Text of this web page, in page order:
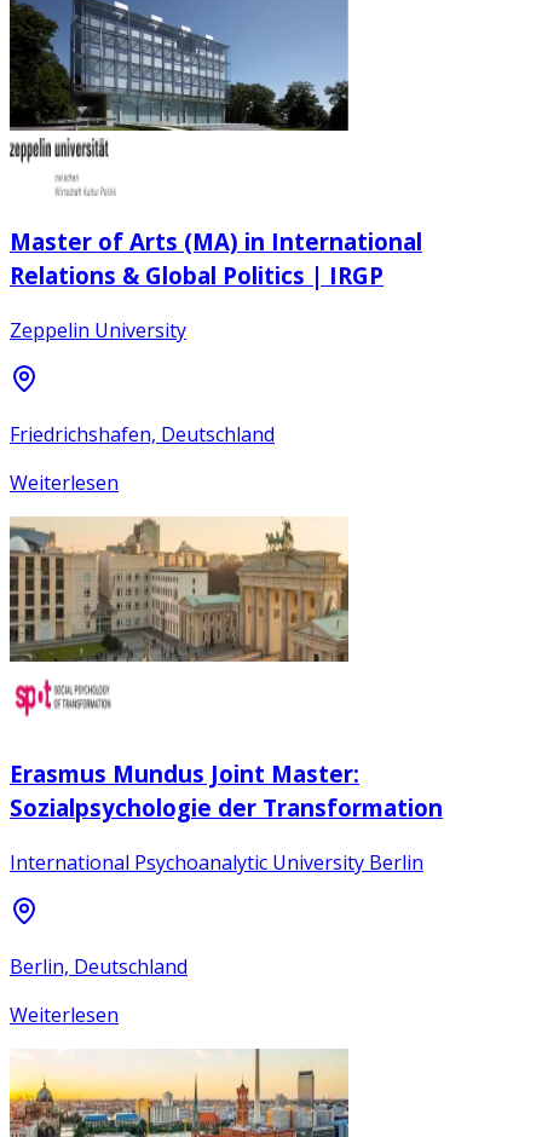
Master of Arts (MA) in International
Relations & Global Politics | IRGP
Zeppelin University
Friedrichshafen, Deutschland
Weiterlesen
Erasmus Mundus Joint Master:
Sozialpsychologie der Transformation
International Psychoanalytic University Berlin
Berlin, Deutschland
Weiterlesen